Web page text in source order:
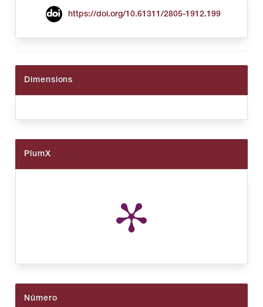
https://doi.org/10.61311/2805-1912.199
Dimensions
PlumX
Número